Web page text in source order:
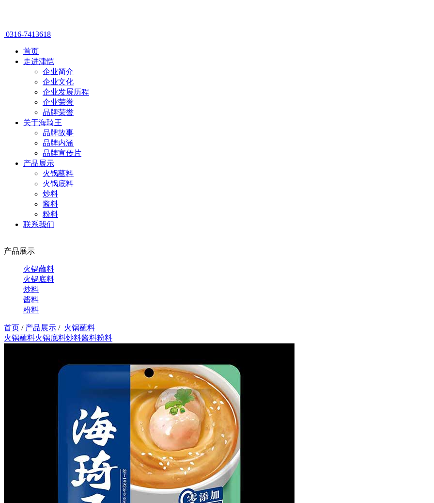
0316-7413618
首页
走进津恺
企业简介
企业文化
企业发展历程
企业荣誉
品牌荣誉
关于海琦王
品牌故事
品牌内涵
品牌宣传片
产品展示
火锅蘸料
火锅底料
炒料
酱料
粉料
联系我们
产品展示
火锅蘸料
火锅底料
炒料
酱料
粉料
首页 / 产品展示 / 火锅蘸料
火锅蘸料火锅底料炒料酱料粉料